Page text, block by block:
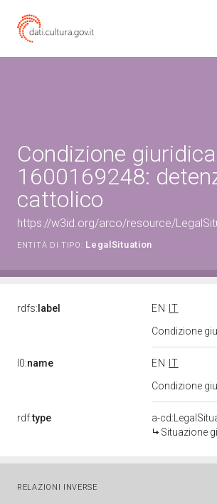
Condizione
1600169248:
cattolico
https://w3id.org/arco/resource/
ENTITÀ DI TIPO: LegalSituation
rdfs: label EN
IT
Condizione
l0:name EN
IT
Condizione
rdf:type
a-
Situazione
RELAZIONI INVERSE